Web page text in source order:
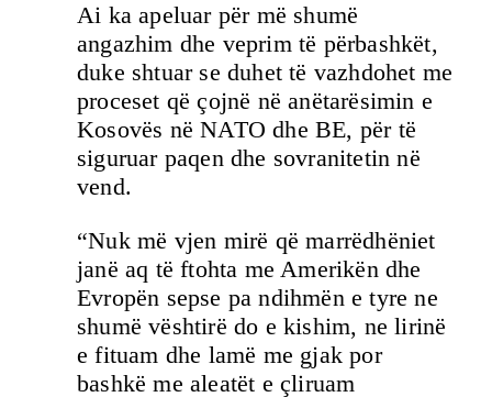
Ai ka apeluar për më shumë
angazhim dhe veprim të përbashkët,
duke shtuar se duhet të vazhdohet me
proceset që çojnë në anëtarësimin e
Kosovës në NATO dhe BE, për të
siguruar paqen dhe sovranitetin në
vend.
“Nuk më vjen mirë që marrëdhëniet
janë aq të ftohta me Amerikën dhe
Evropën sepse pa ndihmën e tyre ne
shumë vështirë do e kishim, ne lirinë
e fituam dhe lamë me gjak por
bashkë me aleatët e çliruam